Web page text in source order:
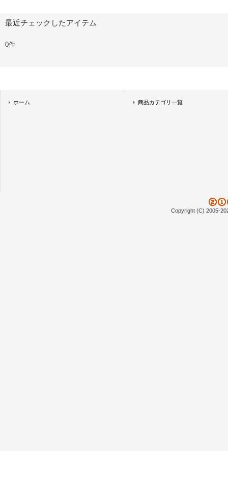
最近チェックしたアイテム
0件
ホーム 商品カテゴリ一覧
Copyright (C) 2005-